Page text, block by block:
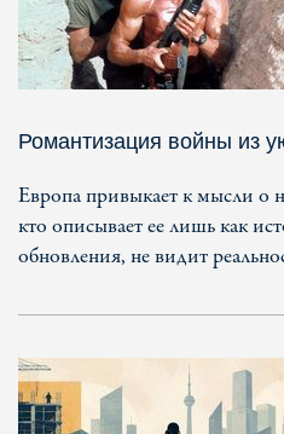
Романтизация войны из
Европа привыкает к мысли о
кто описывает ее лишь как
обновления, не видит